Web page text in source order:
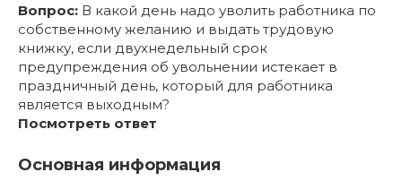
Вопрос: В какой день надо уволить работника по
собственному желанию и выдать трудовую
книжку, если двухнедельный срок
предупреждения об увольнении истекает в
праздничный день, который для работника
является выходным?
Посмотреть ответ
Основная информация